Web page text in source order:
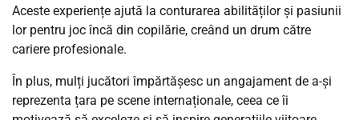
Aceste experiențe ajută la conturarea abilităților și pasiunii
lor pentru joc încă din copilărie, creând un drum către
cariere profesionale.
În plus, mulți jucători împărtășesc un angajament de a-și
reprezenta țara pe scene internaționale, ceea ce îi